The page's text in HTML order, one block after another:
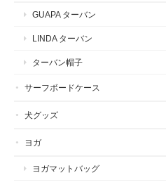
GUAPA ターバン
LINDA ターバン
ターバン帽子
サーフボードケース
犬グッズ
ヨガ
ヨガマットバッグ